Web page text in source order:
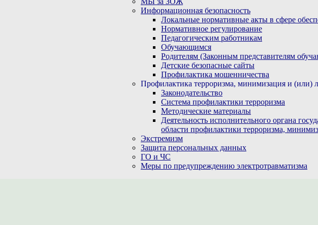
Информационная безопасность
Локальные нормативные акты в сфере
Нормативное регулирование
Педагогическим работникам
Обучающимся
Родителям (Законным представителям
Детские безопасные сайты
Профилактика мошенничества
Профилактика терроризма, минимизация и (или)
Законодательство
Система профилактики терроризма
Методические материалы
Деятельность исполнительного органа
области профилактики терроризма,
Экстремизм
Защита персональных данных
ГО и ЧС
Меры по предупреждению электротравматизма